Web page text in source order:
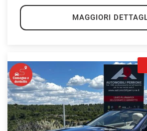
MAGGIORI